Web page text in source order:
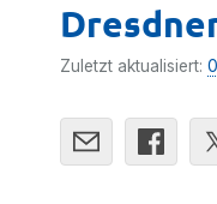
Zuletzt aktualisiert: